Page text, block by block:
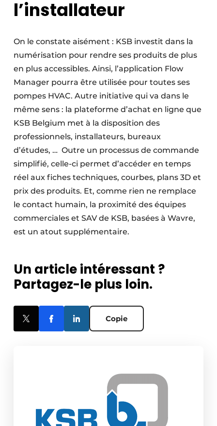
l’installateur
On le constate aisément : KSB investit dans la
numérisation pour rendre ses produits de plus
en plus accessibles. Ainsi, l’application Flow
Manager pourra être utilisée pour toutes ses
pompes HVAC. Autre initiative qui va dans le
même sens : la plateforme d’achat en ligne que
KSB Belgium met à la disposition des
professionnels, installateurs, bureaux
d’études, … Outre un processus de commande
simplifié, celle-ci permet d’accéder en temps
réel aux fiches techniques, courbes, plans 3D et
prix des produits. Et, comme rien ne remplace
le contact humain, la proximité des équipes
commerciales et SAV de KSB, basées à Wavre,
est un atout supplémentaire.
Un article intéressant ?
Partagez-le plus loin.
Copie